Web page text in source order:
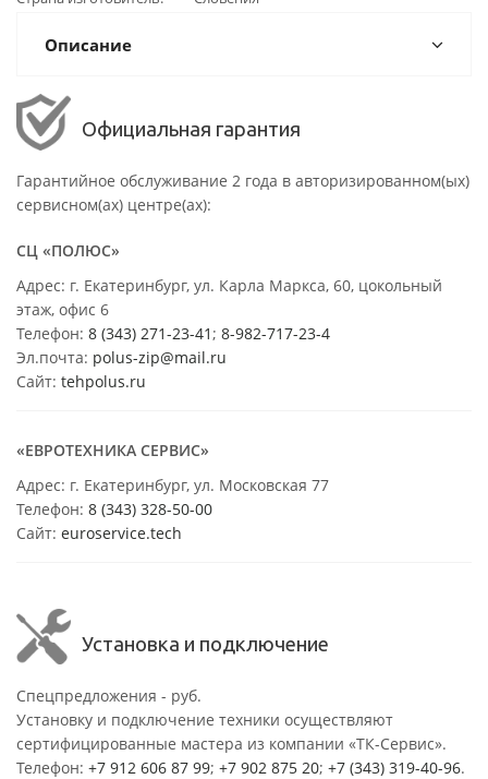
Описание
Официальная гарантия
Гарантийное обслуживание 2 года в авторизированном(ых)
сервисном(ах) центре(ах):
СЦ «ПОЛЮС»
Адрес: г. Екатеринбург, ул. Карла Маркса, 60, цокольный
этаж, офис 6
Телефон: 8 (343) 271-23-41 ; 8-982-717-23-4
Эл.почта: polus-zip@mail.ru
Сайт: tehpolus.ru
«ЕВРОТЕХНИКА СЕРВИС»
Адрес: г. Екатеринбург, ул. Московская 77
Телефон: 8 (343) 328-50-00
Сайт: euroservice.tech
Установка и подключение
Спецпредложения - руб.
Установку и подключение техники осуществляют
сертифицированные мастера из компании «ТК-Сервис».
Телефон: +7 912 606 87 99; +7 902 875 20; +7 (343) 319-40-96.